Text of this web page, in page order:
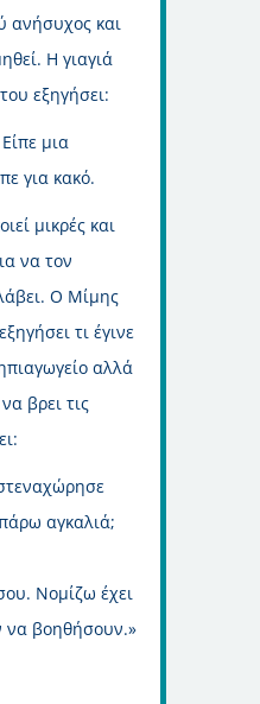
ανήσυχος και
Η γιαγιά
εξηγήσει:
μια
για κακό.
μικρές και
να τον
Ο Μίμης
τι έγινε
αλλά
βρει τις
αγκαλιά;
Νομίζω έχει
να βοηθήσουν.»